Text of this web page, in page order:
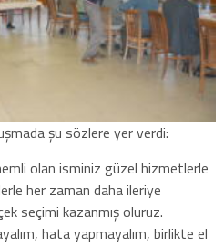
şu sözlere yer verdi:
olan isminiz güzel hizmetlerle
her zaman daha ileriye
seçimi kazanmış oluruz.
hata yapmayalım, birlikte el